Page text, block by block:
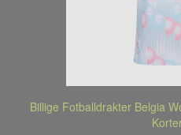
Billige Fotballdrakter Belgia